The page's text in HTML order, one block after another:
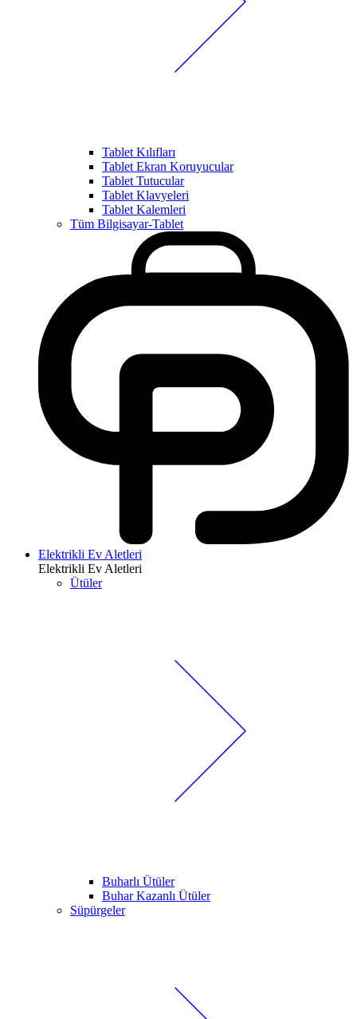
Tablet Kılıfları
Tablet Ekran Koruyucular
Tablet Tutucular
Tablet Klavyeleri
Tablet Kalemleri
Tüm Bilgisayar-Tablet
Elektrikli Ev Aletleri
Elektrikli Ev Aletleri
Ütüler
Buharlı Ütüler
Buhar Kazanlı Ütüler
Süpürgeler